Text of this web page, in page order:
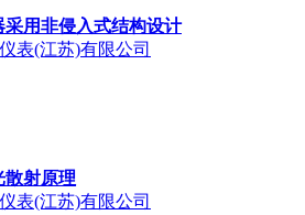
用非侵入式结构设计
表(江苏)有限公司
散射原理
表(江苏)有限公司